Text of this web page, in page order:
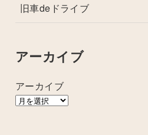
旧車deドライブ
アーカイブ
アーカイブ